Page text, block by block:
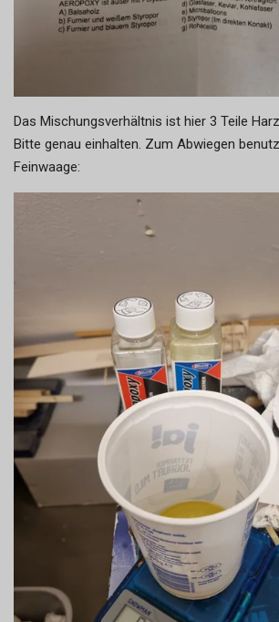
Das Mischungsverhältnis ist hier 3 Teile
Bitte genau einhalten. Zum Abwiegen
Feinwaage: